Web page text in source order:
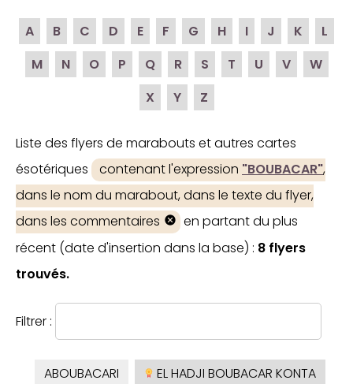
A B C D E F G H I J K
L
M
N O P Q R S T U V
W
X
Y Z
Liste des flyers de marabouts et autres cartes
ésotériques
contenant l'expression "BOUBACAR",
dans le nom du marabout, dans le texte du flyer,
dans les commentaires
en partant du plus
récent (date d'insertion dans la base) : 8 flyers
trouvés.
Filtrer :
ABOUBACARI
EL HADJI BOUBACAR KONTA